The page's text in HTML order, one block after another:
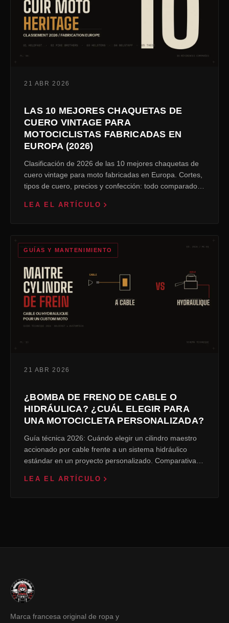
21 ABR 2026
LAS 10 MEJORES CHAQUETAS DE
CUERO VINTAGE PARA
MOTOCICLISTAS FABRICADAS EN
EUROPA (2026)
Clasificación de 2026 de las 10 mejores chaquetas de
cuero vintage para moto fabricadas en Europa. Cortes,
tipos de cuero, precios y confección: todo comparado
LEA EL ARTÍCULO
GUÍAS Y MANTENIMIENTO
21 ABR 2026
¿BOMBA DE FRENO DE CABLE O
HIDRÁULICA? ¿CUÁL ELEGIR PARA
UNA MOTOCICLETA PERSONALIZADA?
Guía técnica 2026: Cuándo elegir un cilindro maestro
accionado por cable frente a un sistema hidráulico
estándar en un proyecto personalizado. Comparativa
LEA EL ARTÍCULO
Marca francesa original de ropa y